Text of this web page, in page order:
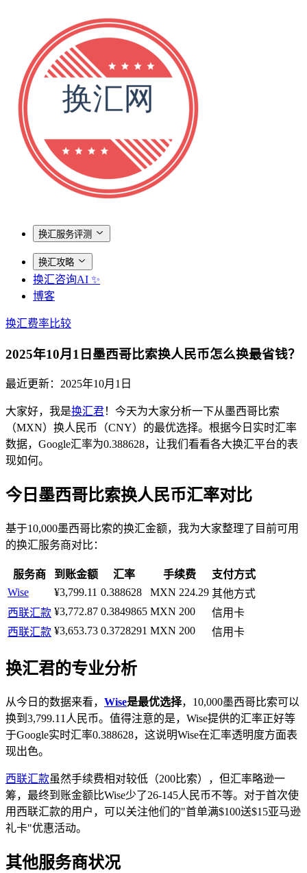
换汇服务评测
换汇攻略
换汇咨询AI ✨
博客
换汇费率比较
2025年10月1日墨西哥比索换人民币怎么换最省钱？
最近更新： 2025年10月1日
大家好，我是换汇君！今天为大家分析一下从墨西哥比索
（MXN）换人民币（CNY）的最优选择。根据今日实时汇率
数据，Google汇率为0.388628，让我们看看各大换汇平台的表
现如何。
今日墨西哥比索换人民币汇率对比
基于10,000墨西哥比索的换汇金额，我为大家整理了目前可用
的换汇服务商对比：
服务商 到账金额 汇率 手续费
支付方式
Wise
¥3,799.11 0.388628 MXN 224.29 其他方式
西联汇款 ¥3,772.87 0.3849865 MXN 200
信用卡
西联汇款 ¥3,653.73 0.3728291 MXN 200 信用卡
换汇君的专业分析
从今日的数据来看， Wise是最优选择，10,000墨西哥比索可以
换到3,799.11人民币。值得注意的是，Wise提供的汇率正好等
于Google实时汇率0.388628，这说明Wise在汇率透明度方面表
现出色。
西联汇款虽然手续费相对较低（200比索），但汇率略逊一
筹，最终到账金额比Wise少了26-145人民币不等。对于首次使
用西联汇款的用户，可以关注他们的"首单满$100送$15亚马逊
礼卡"优惠活动。
其他服务商状况